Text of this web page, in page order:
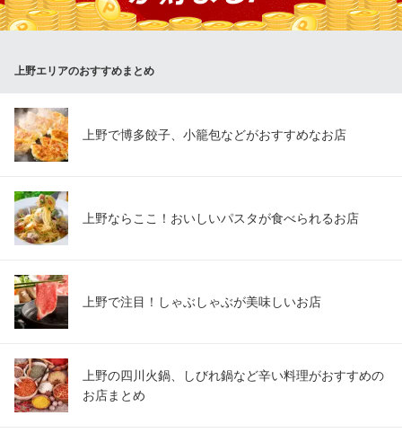
し上がりください。
ベトナム代表的料理を
東京都台東区上野2-12-15 YKビル2F
上野エリアのおすすめまとめ
上野で博多餃子、小籠包などがおすすめなお店
上野ならここ！おいしいパスタが食べられるお店
上野で注目！しゃぶしゃぶが美味しいお店
上野の四川火鍋、しびれ鍋など辛い料理がおすすめの
お店まとめ